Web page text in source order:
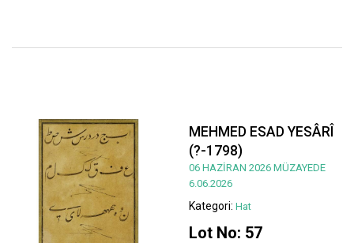
MEHMED ESAD YESÂRÎ
(?-1798)
06 HAZİRAN 2026 MÜZAYEDE
6.06.2026
Kategori: Hat
Lot No: 57